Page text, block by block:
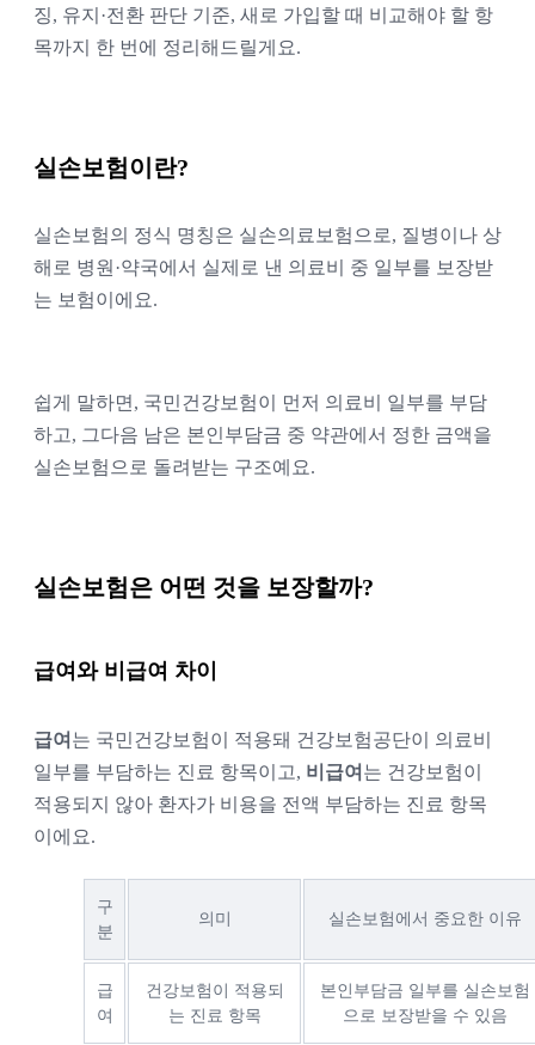
징, 유지·전환 판단 기준, 새로 가입할 때 비교해야 할 항
목까지 한 번에 정리해드릴게요.
실손보험이란?
실손보험의 정식 명칭은 실손의료보험으로, 질병이나 상
해로 병원·약국에서 실제로 낸 의료비 중 일부를 보장받
는 보험이에요.
쉽게 말하면, 국민건강보험이 먼저 의료비 일부를 부담
하고, 그다음 남은 본인부담금 중 약관에서 정한 금액을
실손보험으로 돌려받는 구조예요.
실손보험은 어떤 것을 보장할까?
급여와 비급여 차이
급여 는 국민건강보험이 적용돼 건강보험공단이 의료비
일부를 부담하는 진료 항목이고, 비급여 는 건강보험이
적용되지 않아 환자가 비용을 전액 부담하는 진료 항목
이에요.
구
분
의미 실손보험에서 중요한 이유
급
여
건강보험이 적용되
는 진료 항목
본인부담금 일부를 실손보험
으로 보장받을 수 있음